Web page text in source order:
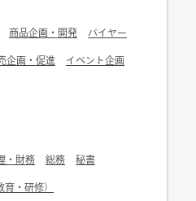
商品企画・開発 バイヤー
企画・促進 イベント企画
・財務 総務 秘書
育・研修）